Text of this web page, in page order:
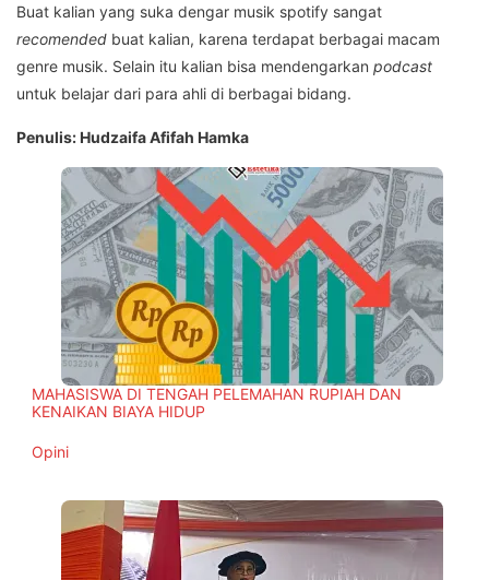
Buat kalian yang suka dengar musik spotify sangat
recomended buat kalian, karena terdapat berbagai macam
genre musik. Selain itu kalian bisa mendengarkan podcast
untuk belajar dari para ahli di berbagai bidang.
Penulis: Hudzaifa Afifah Hamka
MAHASISWA DI TENGAH PELEMAHAN RUPIAH DAN
KENAIKAN BIAYA HIDUP
In relation to
Opini